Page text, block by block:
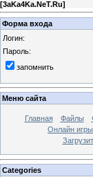
[3aKa4Ka.NeT.Ru]
Форма входа
Логин:
Пароль:
запомнить
Меню сайта
Главная Файлы
Онлайн игры
Categories